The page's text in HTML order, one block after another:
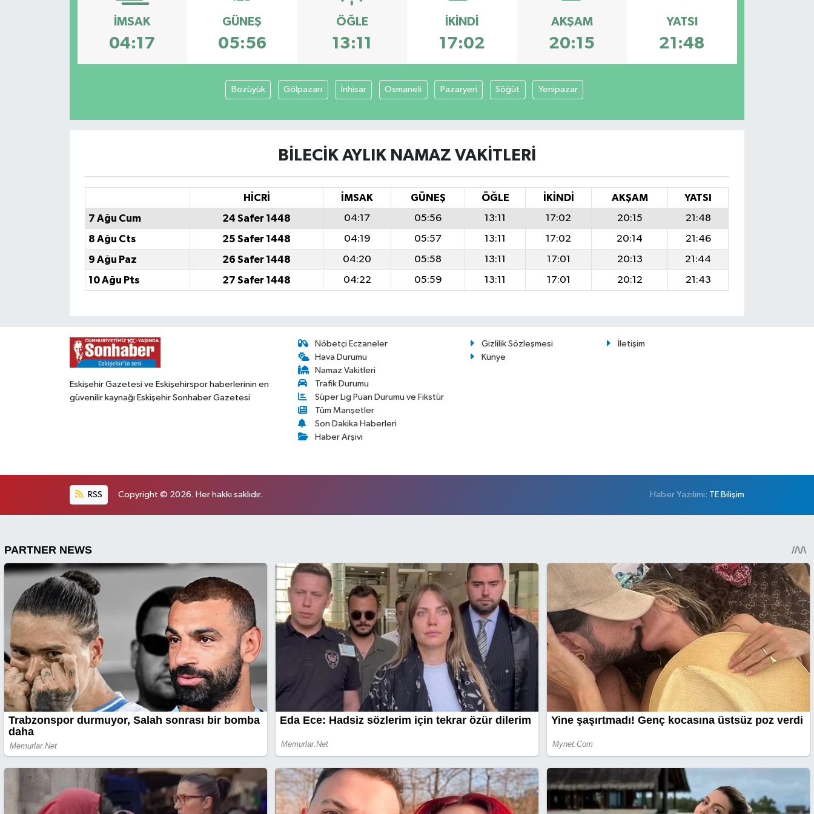
İMSAK
04:17
GÜNEŞ
05:56
ÖĞLE
13:11
İKINDI
17:02
AKŞAM
20:15
YATSI
21:48
Bozüyük Gölpazarı İnhisar Osmaneli Pazaryeri Söğüt Yenipazar
BILECIK AYLIK NAMAZ VAKITLERI
HİCRİ İMSAK GÜNEŞ ÖĞLE İKINDI AKŞAM
YATSI
7 Ağu Cum
24 Safer 1448 04:17 05:56 13:11 17:02 20:15
21:48
8 Ağu Cts
25 Safer 1448 04:19 05:57 13:11 17:02 20:14
21:46
9 Ağu Paz
26 Safer 1448 04:20 05:58 13:11 17:01 20:13
21:44
10 Ağu Pts
27 Safer 1448 04:22 05:59 13:11 17:01 20:12 21:43
Eskişehir Gazetesi ve Eskişehirspor haberlerinin en
güvenilir kaynağı Eskişehir Sonhaber Gazetesi
Nöbetçi Eczaneler
Hava Durumu
Namaz Vakitleri
Trafik Durumu
Süper Lig Puan Durumu ve Fikstür
Tüm Manşetler
Son Dakika Haberleri
Haber Arşivi
Gizlilik Sözleşmesi
İletişim
Künye
RSS Copyright © 2026. Her hakkı saklıdır. Haber Yazılımı: TE Bilişim